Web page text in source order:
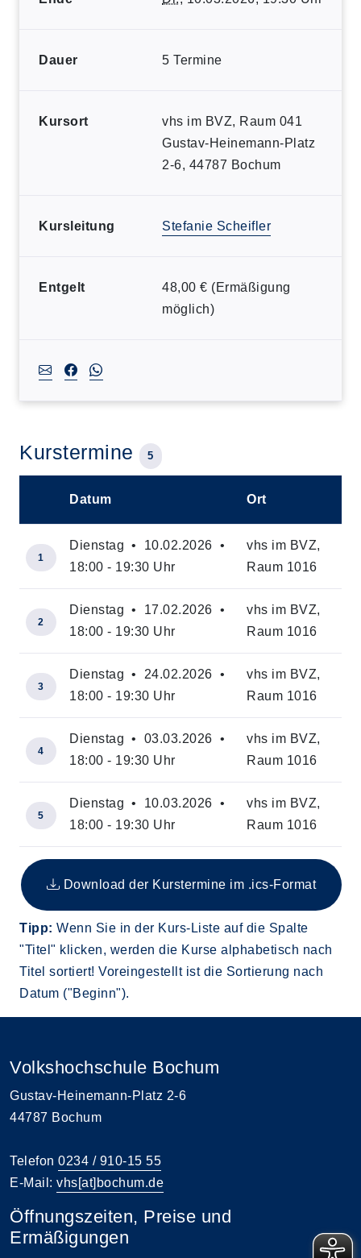
Dauer 5 Termine
Kursort
vhs im BVZ, Raum 041
Gustav-Heinemann-Platz
2-6, 44787 Bochum
Kursleitung Stefanie Scheifler
Entgelt
48,00 € (Ermäßigung
möglich)
Kurstermine 5
Insgesamt gibt es 5 Termine zum diesen Kurs
Datum Ort
1
Dienstag • 10.02.2026 •
18:00 - 19:30 Uhr
vhs im BVZ,
Raum 1016
2
Dienstag • 17.02.2026 •
18:00 - 19:30 Uhr
vhs im BVZ,
Raum 1016
3
Dienstag • 24.02.2026 •
18:00 - 19:30 Uhr
vhs im BVZ,
Raum 1016
4
Dienstag • 03.03.2026 •
18:00 - 19:30 Uhr
vhs im BVZ,
Raum 1016
5
Dienstag • 10.03.2026 •
18:00 - 19:30 Uhr
vhs im BVZ,
Raum 1016
Download der Kurstermine im .ics-Format
Tipp: Wenn Sie in der Kurs-Liste auf die Spalte
"Titel" klicken, werden die Kurse alphabetisch nach
Titel sortiert! Voreingestellt ist die Sortierung nach
Datum ("Beginn").
Volkshochschule Bochum
Gustav-Heinemann-Platz 2-6
44787 Bochum
Telefon 0234 / 910-15 55
E-Mail: vhs[at]bochum.de
Öffnungszeiten, Preise und
Ermäßigungen